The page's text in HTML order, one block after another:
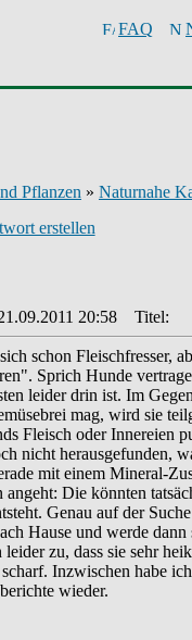
FAQ
Pflanzen » Naturnahe
20:58 Titel:
schon Fleischfresser,
Sprich Hunde
leider drin ist. Im
mag, wird sie
Fleisch oder Innereien
nicht herausgefunden,
mit einem Mineral-
angeht: Die könnten
Genau auf der
Hause und werde
zu, dass sie sehr
Inzwischen habe
wieder.